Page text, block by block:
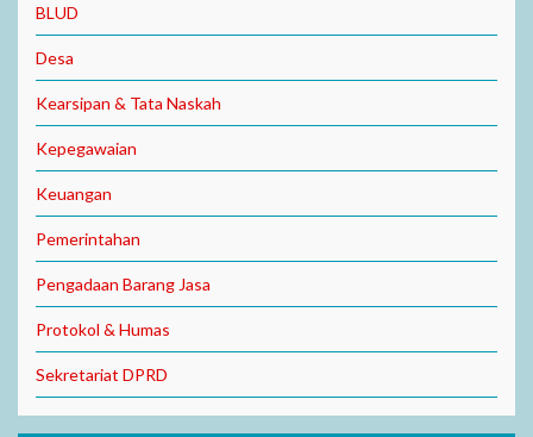
BLUD
Desa
Kearsipan & Tata Naskah
Kepegawaian
Keuangan
Pemerintahan
Pengadaan Barang Jasa
Protokol & Humas
Sekretariat DPRD